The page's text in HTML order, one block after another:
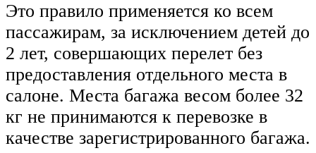
Это правило применяется ко всем
пассажирам, за исключением детей до
2 лет, совершающих перелет без
предоставления отдельного места в
салоне. Места багажа весом более 32
кг не принимаются к перевозке в
качестве зарегистрированного багажа.